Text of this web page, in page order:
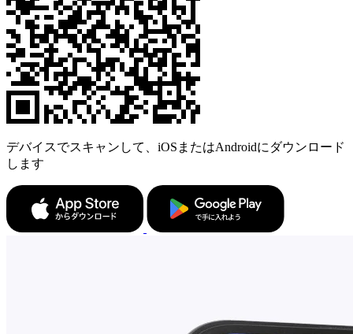
デバイスでスキャンして、iOSまたはAndroidにダウンロード
します